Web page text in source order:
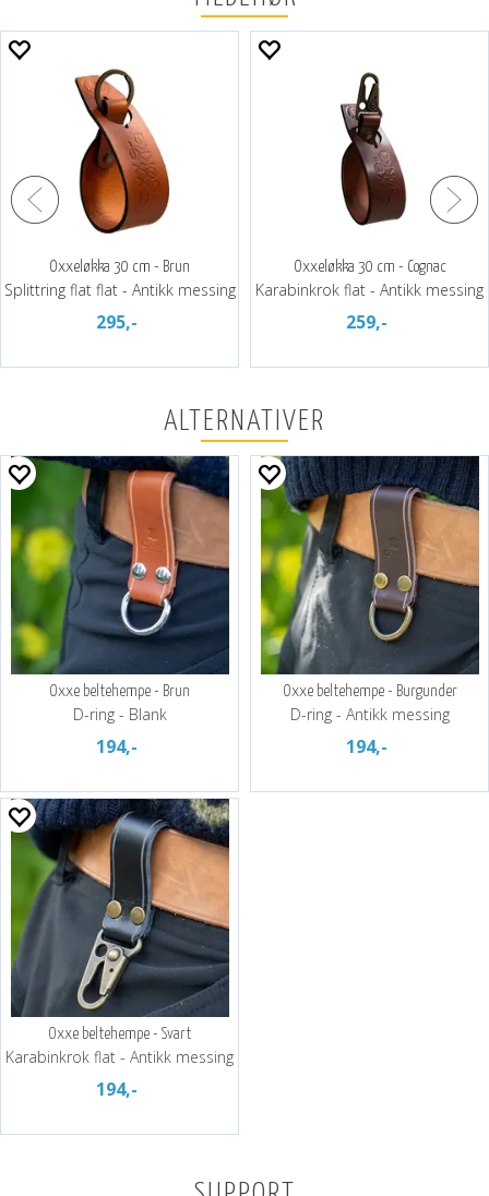
Oxxeløkka 30 cm - Brun
Splittring flat flat - Antikk messing
295,-
Oxxeløkka 30 cm - Cognac
Karabinkrok flat - Antikk messing
259,-
ALTERNATIVER
Oxxe beltehempe - Brun
D-ring - Blank
194,-
Oxxe beltehempe - Burgunder
D-ring - Antikk messing
194,-
Oxxe beltehempe - Svart
Karabinkrok flat - Antikk messing
194,-